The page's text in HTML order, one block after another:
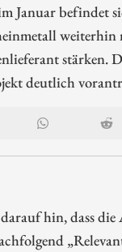
Januar
stärken.
deutlich
hin, dass